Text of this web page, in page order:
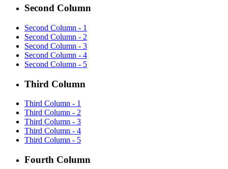
Second Column
Second Column - 1
Second Column - 2
Second Column - 3
Second Column - 4
Second Column - 5
Third Column
Third Column - 1
Third Column - 2
Third Column - 3
Third Column - 4
Third Column - 5
Fourth Column